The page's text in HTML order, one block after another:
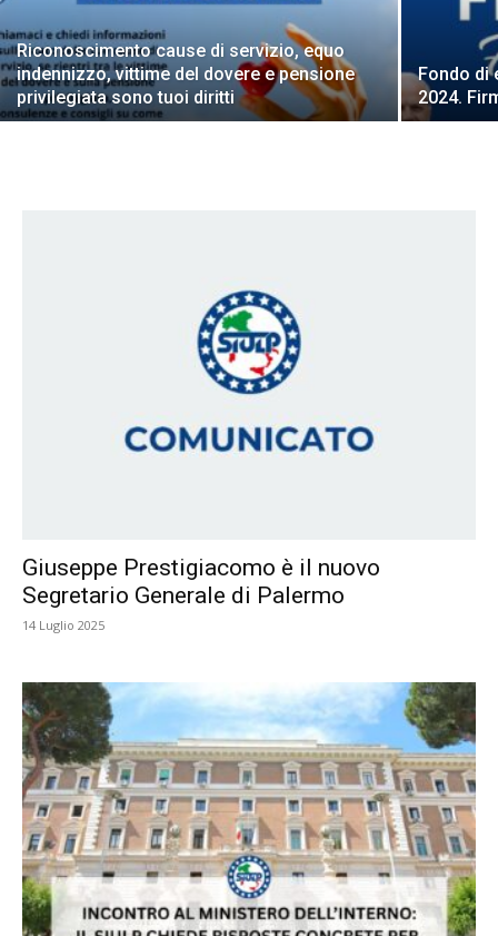
Riconoscimento cause di servizio, equo
indennizzo, vittime del dovere e pensione
privilegiata sono tuoi diritti
Fondo di
2024.
Giuseppe Prestigiacomo è il nuovo
Segretario Generale di Palermo
14 Luglio 2025